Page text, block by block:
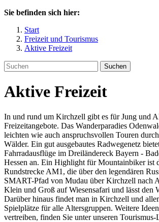
Sie befinden sich hier:
Start
Freizeit und Tourismus
Aktive Freizeit
Suchen
Aktive Freizeit
In und rund um Kirchzell gibt es für Jung und
Freizeitangebote. Das Wanderparadies
leichten wie auch anspruchsvollen Touren
Wälder. Ein gut ausgebautes Radwegenetz
Fahrradausflüge im Dreiländereck Bayern -
Hessen an. Ein Highlight für Mountainbiker ist
Rundstrecke AM1, die über den legendären
SMART-Pfad von Mudau über Kirchzell nach
Klein und Groß auf Wiesensafari und lässt den
Darüber hinaus findet man in Kirchzell und
Spielplätze für alle Altersgruppen. Weitere
vertreiben, finden Sie unter unseren Tourismus-